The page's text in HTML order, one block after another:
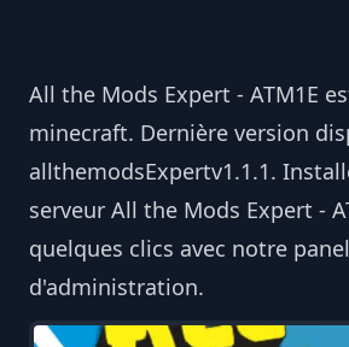
All the Mods Expert - ATM1E
minecraft. Dernière version
allthemodsExpertv1.1.1.
serveur All the Mods Expert -
quelques clics avec notre panel
d'administration.